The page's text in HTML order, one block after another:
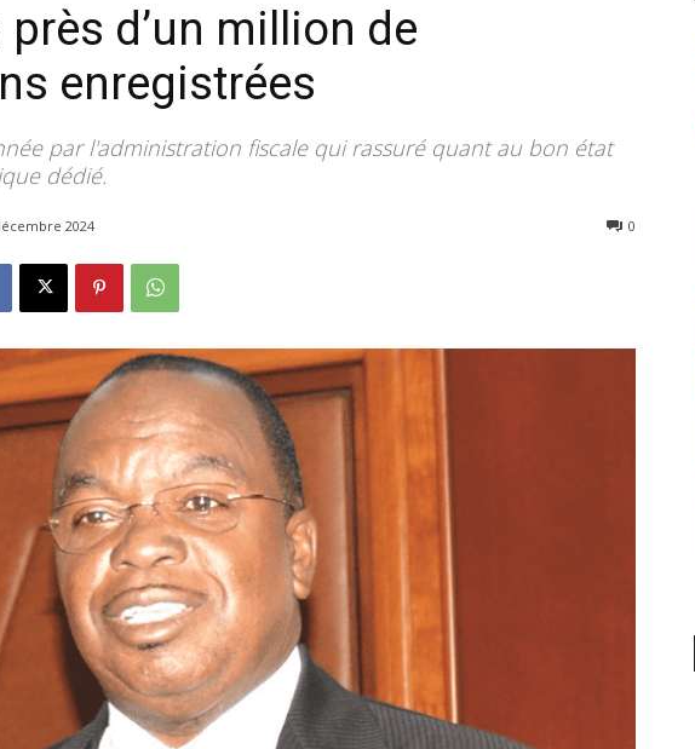
près d’un million de
enregistrées
par l'administration fiscale qui rassuré quant au bon état
dédié.
2024 0